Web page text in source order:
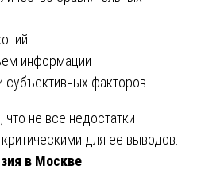
информации
субъективных факторов
не все недостатки
для ее выводов.
в Москве